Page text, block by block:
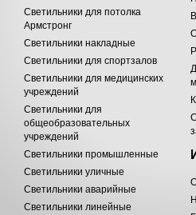
Светильники для потолка
Армстронг
Светильники накладные
Светильники для спортзалов
Светильники для медицинских
учреждений
Светильники для
общеобразовательных
учреждений
Светильники промышленные
Светильники уличные
Светильники аварийные
Светильники линейные